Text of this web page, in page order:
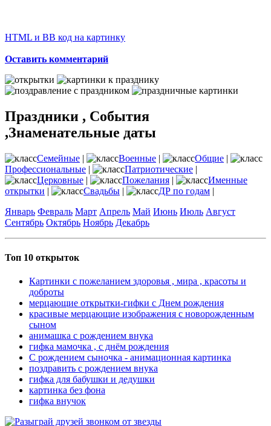
HTML и BB код на картинку
Оставить комментарий
Праздники , События
,Знаменательные даты
Семейные | Военные | Общие |
Профессиональные | Патриотические |
Церковные | Пожелания |
Именные
открытки | Свадьбы | ДР по годам |
Январь Февраль Март Апрель Май Июнь Июль Август
Сентябрь Октябрь Ноябрь Декабрь
Топ 10 открыток
Картинки с пожеланием здоровья , мира , красоты и
доброты
мерцающие открытки-гифки с Днем рождения
красивые мерцающие изображения с новорожденным
сыном
анимашка с рождением внука
гифка мамочка , с днём рождения
С рождением сыночка - анимационная картинка
поздравить с рождением внука
гифка для бабушки и дедушки
картинка без фона
гифка внучок